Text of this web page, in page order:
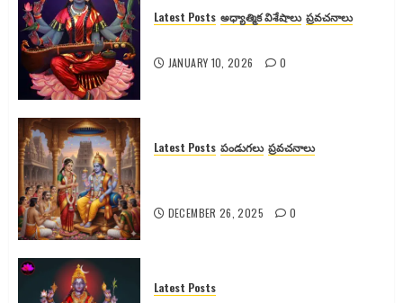
Latest Posts అధ్యాత్మిక విశేషాలు ప్రవచనాలు
JANUARY 10, 2026 0
Latest Posts పండుగలు ప్రవచనాలు
DECEMBER 26, 2025 0
Latest Posts